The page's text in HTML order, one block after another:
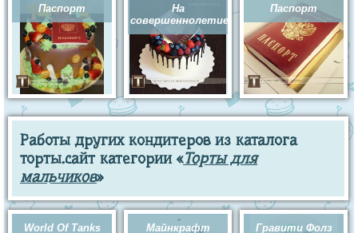
Паспорт
На
совершеннолетие
Паспорт
Работы других кондитеров из каталога
торты.сайт категории «Торты для
мальчиков»
World Of Tanks Майнкрафт Гравити Фолз